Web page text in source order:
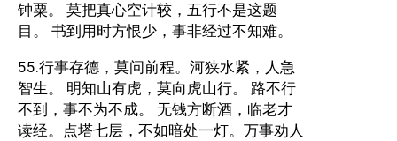
钟粟。 莫把真心空计较，五行不是这题
目。 书到用时方恨少，事非经过不知难。
55.行事存德，莫问前程。河狭水紧，人急
智生。 明知山有虎，莫向虎山行。 路不行
不到，事不为不成。 无钱方断酒，临老才
读经。点塔七层，不如暗处一灯。万事劝人